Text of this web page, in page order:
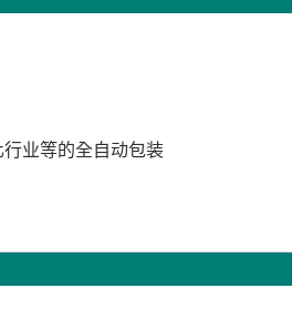
业等的全自动包装